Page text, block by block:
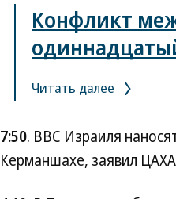
Конфликт
Читать далее
7:50. ВВС Израиля
Керманшахе, заявил